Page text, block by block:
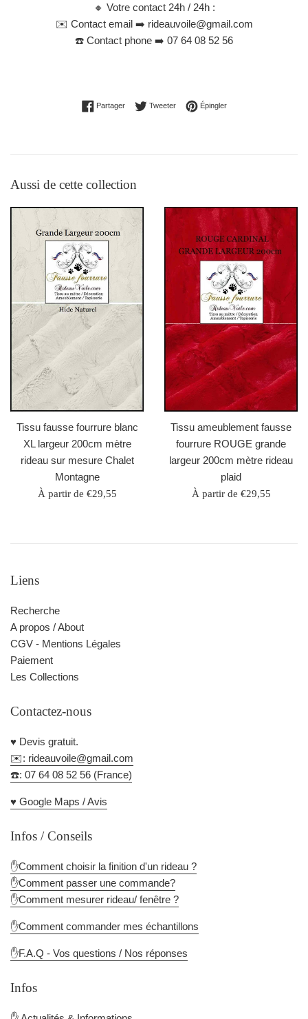
🔸 Votre contact 24h / 24h :
✉️ Contact email ➡️ rideauvoile@gmail.com
☎️ Contact phone ➡️ 07 64 08 52 56
PartagerPartager sur Facebook
TweeterTweeter sur Twitter
ÉpinglerÉpingler sur Pinterest
Aussi de cette collection
Tissu fausse fourrure blanc
XL largeur 200cm mètre
rideau sur mesure Chalet
Montagne
À partir de €29,55
Tissu ameublement fausse
fourrure ROUGE grande
largeur 200cm mètre rideau
plaid
À partir de €29,55
Liens
Recherche
A propos / About
CGV - Mentions Légales
Paiement
Les Collections
Contactez-nous
♥️ Devis gratuit.
✉️: rideauvoile@gmail.com
☎️: 07 64 08 52 56 (France)
♥️ Google Maps / Avis
Infos / Conseils
✋Comment choisir la finition d'un rideau ?
✋Comment passer une commande?
✋Comment mesurer rideau/ fenêtre ?
✋Comment commander mes échantillons
✋F.A.Q - Vos questions / Nos réponses
Infos